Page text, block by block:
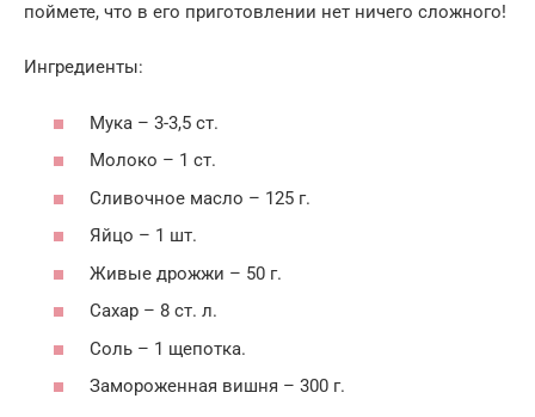
поймете, что в его приготовлении нет ничего сложного!
Ингредиенты:
Мука – 3-3,5 ст.
Молоко – 1 ст.
Сливочное масло – 125 г.
Яйцо – 1 шт.
Живые дрожжи – 50 г.
Сахар – 8 ст. л.
Соль – 1 щепотка.
Замороженная вишня – 300 г.